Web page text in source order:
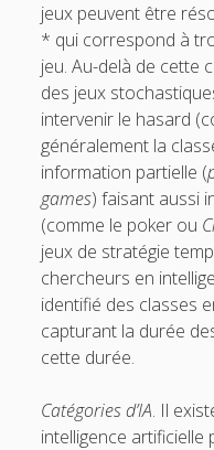
jeux peuvent être
* qui correspond à
jeu. Au-delà de cette
des jeux
intervenir le hasard
généralement la
information partielle (
games) faisant aussi
(comme le poker ou
jeux de stratégie
chercheurs en
identifié des classes
capturant la durée
cette durée.
Catégories d’IA. Il
intelligence